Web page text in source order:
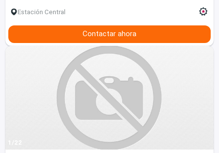
Estación Central
Contactar ahora
1/22